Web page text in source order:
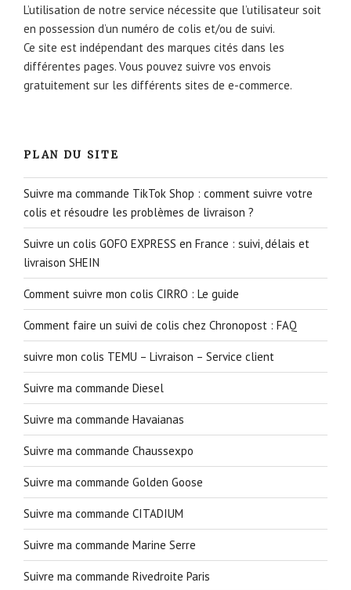
L’utilisation de notre service nécessite que l’utilisateur soit
en possession d’un numéro de colis et/ou de suivi.
Ce site est indépendant des marques cités dans les
différentes pages. Vous pouvez suivre vos envois
gratuitement sur les différents sites de e-commerce.
PLAN DU SITE
Suivre ma commande TikTok Shop : comment suivre votre
colis et résoudre les problèmes de livraison ?
Suivre un colis GOFO EXPRESS en France : suivi, délais et
livraison SHEIN
Comment suivre mon colis CIRRO : Le guide
Comment faire un suivi de colis chez Chronopost : FAQ
suivre mon colis TEMU – Livraison – Service client
Suivre ma commande Diesel
Suivre ma commande Havaianas
Suivre ma commande Chaussexpo
Suivre ma commande Golden Goose
Suivre ma commande CITADIUM
Suivre ma commande Marine Serre
Suivre ma commande Rivedroite Paris